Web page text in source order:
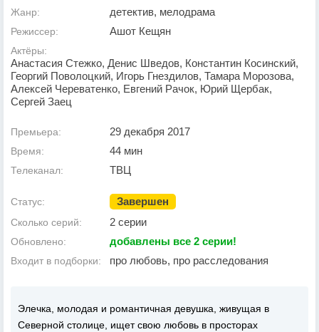
Жанр: детектив, мелодрама
Режиссер: Ашот Кещян
Актёры:
Анастасия Стежко, Денис Шведов, Константин Косинский,
Георгий Поволоцкий, Игорь Гнездилов, Тамара Морозова,
Алексей Череватенко, Евгений Рачок, Юрий Щербак,
Сергей Заец
Премьера: 29 декабря 2017
Время: 44 мин
Телеканал: ТВЦ
Статус: Завершен
Сколько серий: 2 серии
Обновлено: добавлены все 2 серии!
Входит в подборки: про любовь, про расследования
Элечка, молодая и романтичная девушка, живущая в
Северной столице, ищет свою любовь в просторах